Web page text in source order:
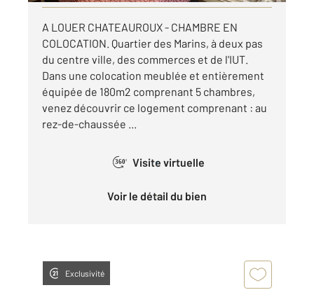
A LOUER CHATEAUROUX - CHAMBRE EN
COLOCATION. Quartier des Marins, à deux pas
du centre ville, des commerces et de l'IUT.
Dans une colocation meublée et entièrement
équipée de 180m2 comprenant 5 chambres,
venez découvrir ce logement comprenant : au
rez-de-chaussée ...
360° Visite virtuelle
Voir le détail du bien
Exclusivité